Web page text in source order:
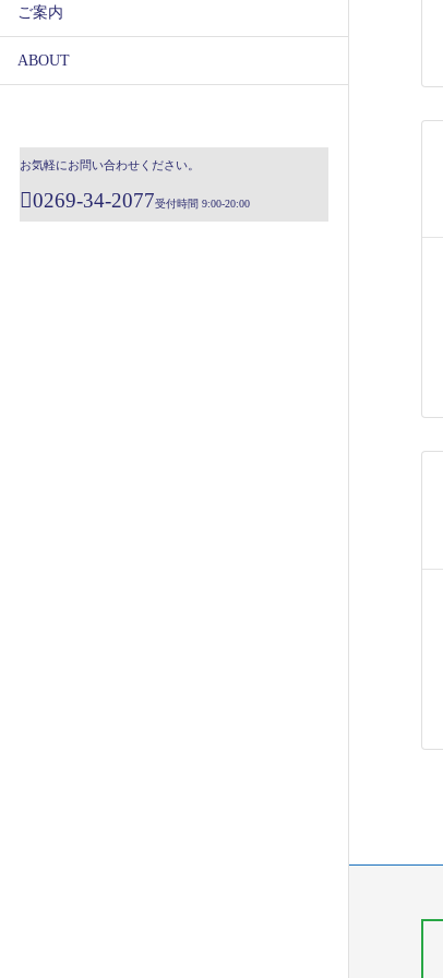
ご案内
ABOUT
お気軽にお問い合わせください。
0269-34-2077受付時間 9:00-20:00